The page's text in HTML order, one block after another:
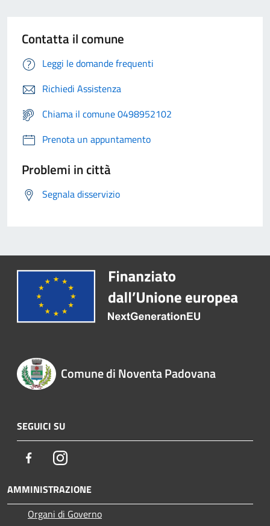
Contatta il comune
Leggi le domande frequenti
Richiedi Assistenza
Chiama il comune 0498952102
Prenota un appuntamento
Problemi in città
Segnala disservizio
Comune di Noventa Padovana
SEGUICI SU
FacebookInstagram
AMMINISTRAZIONE
Organi di Governo